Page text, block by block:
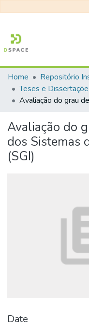
Communities &
All of DSpace
Statistics
Home
Avaliação do
dos Sistemas
(SGI)
Date